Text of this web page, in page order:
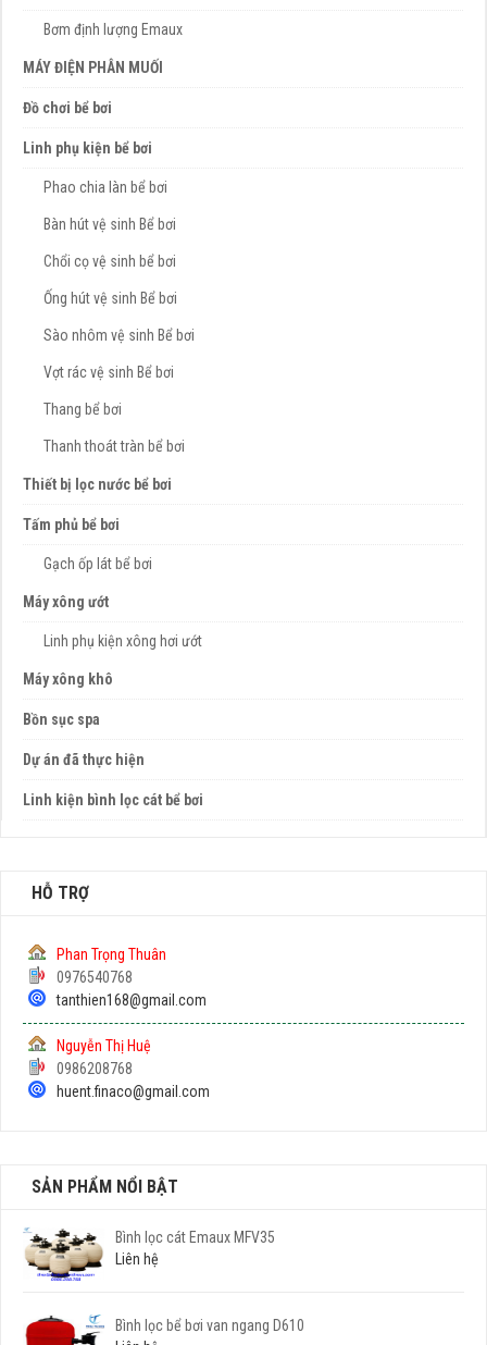
Bơm định lượng Emaux
MÁY ĐIỆN PHÂN MUỐI
Đồ chơi bể bơi
Linh phụ kiện bể bơi
Phao chia làn bể bơi
Bàn hút vệ sinh Bể bơi
Chổi cọ vệ sinh bể bơi
Ống hút vệ sinh Bể bơi
Sào nhôm vệ sinh Bể bơi
Vợt rác vệ sinh Bể bơi
Thang bể bơi
Thanh thoát tràn bể bơi
Thiết bị lọc nước bể bơi
Tấm phủ bể bơi
Gạch ốp lát bể bơi
Máy xông ướt
Linh phụ kiện xông hơi ướt
Máy xông khô
Bồn sục spa
Dự án đã thực hiện
Linh kiện bình lọc cát bể bơi
HỖ TRỢ
Phan Trọng Thuân
0976540768
tanthien168@gmail.com
Nguyễn Thị Huệ
0986208768
huent.finaco@gmail.com
SẢN PHẨM NỔI BẬT
Bình lọc cát Emaux MFV35
Liên hệ
Bình lọc bể bơi van ngang D610